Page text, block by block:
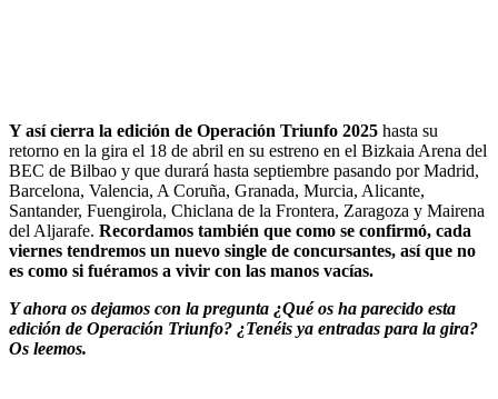
Y así cierra la edición de Operación Triunfo 2025 hasta su
retorno en la gira el 18 de abril en su estreno en el Bizkaia Arena del
BEC de Bilbao y que durará hasta septiembre pasando por Madrid,
Barcelona, Valencia, A Coruña, Granada, Murcia, Alicante,
Santander, Fuengirola, Chiclana de la Frontera, Zaragoza y Mairena
del Aljarafe. Recordamos también que como se confirmó, cada
viernes tendremos un nuevo single de concursantes, así que no
es como si fuéramos a vivir con las manos vacías.
Y ahora os dejamos con la pregunta ¿Qué os ha parecido esta
edición de Operación Triunfo? ¿Tenéis ya entradas para la gira?
Os leemos.